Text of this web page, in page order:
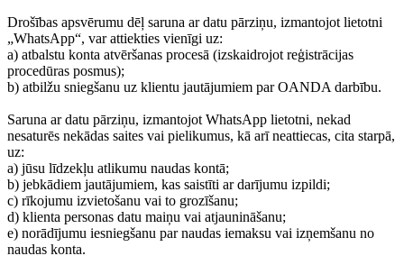
Drošības apsvērumu dēļ saruna ar datu pārziņu, izmantojot lietotni
„WhatsApp“, var attiekties vienīgi uz:
a) atbalstu konta atvēršanas procesā (izskaidrojot reģistrācijas
procedūras posmus);
b) atbilžu sniegšanu uz klientu jautājumiem par OANDA darbību.
Saruna ar datu pārziņu, izmantojot WhatsApp lietotni, nekad
nesaturēs nekādas saites vai pielikumus, kā arī neattiecas, cita starpā,
uz:
a) jūsu līdzekļu atlikumu naudas kontā;
b) jebkādiem jautājumiem, kas saistīti ar darījumu izpildi;
c) rīkojumu izvietošanu vai to grozīšanu;
d) klienta personas datu maiņu vai atjaunināšanu;
e) norādījumu iesniegšanu par naudas iemaksu vai izņemšanu no
naudas konta.